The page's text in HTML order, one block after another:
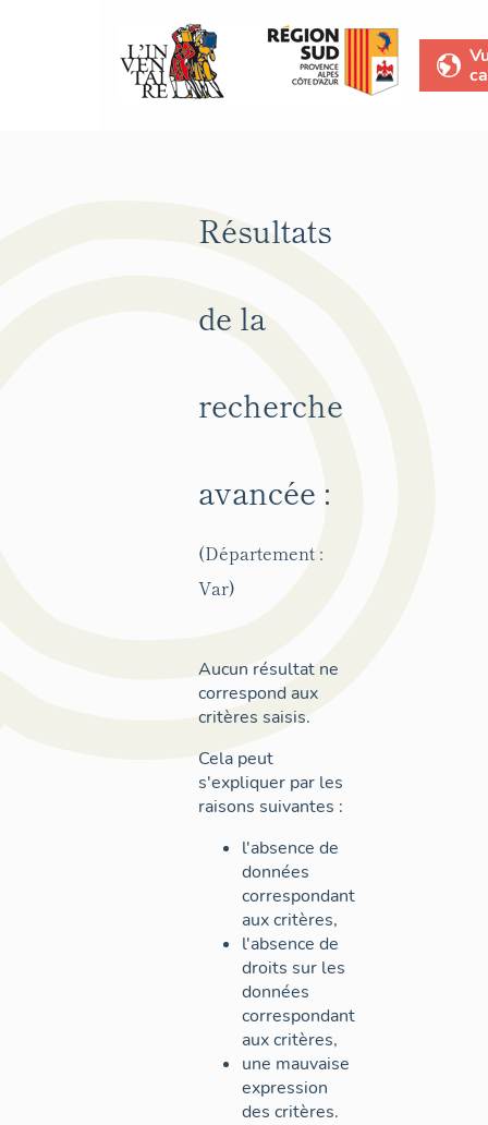
Résultats
de la
recherche
avancée :
(Département :
Var)
Aucun résultat ne
correspond aux
critères saisis.
Cela peut
s'expliquer par les
raisons suivantes :
l'absence de
données
correspondant
aux critères,
l'absence de
droits sur les
données
correspondant
aux critères,
une mauvaise
expression
des critères.